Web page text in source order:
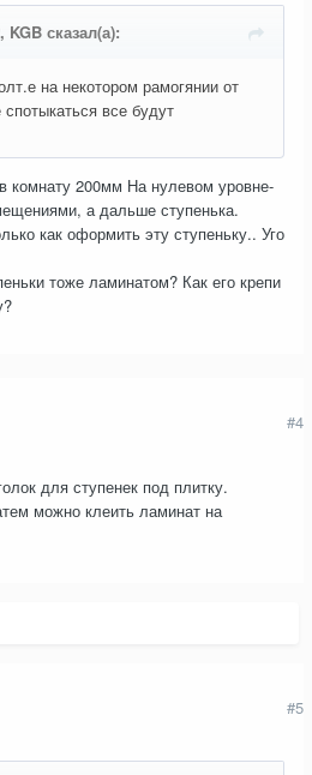
KGB сказал(а):
на некотором рамогянии от
все будут
комнату 200мм На нулевом уровне-
а дальше ступенька.
как оформить эту ступеньку.. Уго
тоже ламинатом? Как его крепи
#4
для ступенек под плитку.
можно клеить ламинат на
#5